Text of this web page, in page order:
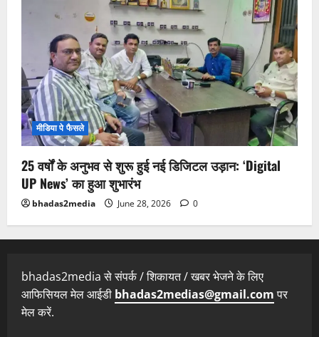
मीडिया पे फैसले
25 वर्षों के अनुभव से शुरू हुई नई डिजिटल उड़ान: ‘Digital
UP News’ का हुआ शुभारंभ
bhadas2media June 28, 2026 0
bhadas2media से संपर्क / शिकायत / खबर भेजने के लिए
आफिसियल मेल आईडी bhadas2medias@gmail.comपर
मेल करें.